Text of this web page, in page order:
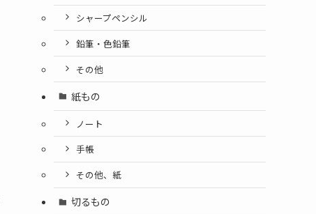
シャープペンシル
鉛筆・色鉛筆
その他
紙もの
ノート
手帳
その他、紙
切るもの